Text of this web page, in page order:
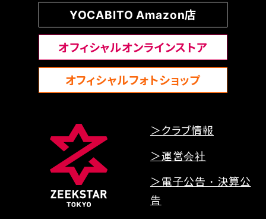
YOCABITO Amazon店
オフィシャルオンラインストア
オフィシャルフォトショップ
＞クラブ情報
＞運営会社
＞電子公告・決算公
告